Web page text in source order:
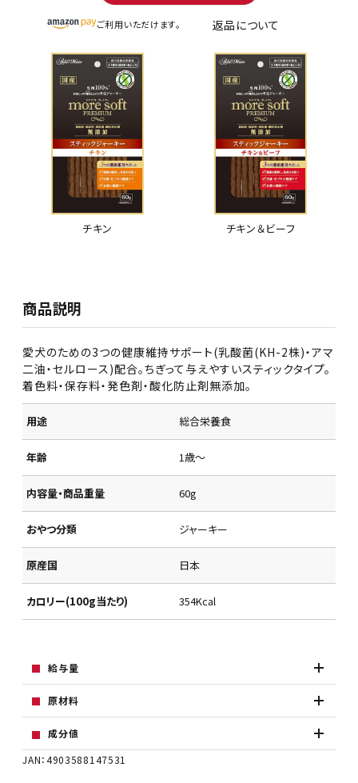
ご利用いただけます。 返品について
チキン チキン＆ビーフ
商品説明
愛犬のための3つの健康維持サポート(乳酸菌(KH-2株)・アマ
二油・セルロース)配合。ちぎって与えやすいスティックタイプ。
着色料・保存料・発色剤・酸化防止剤無添加。
用途 総合栄養食
年齢 1歳～
内容量・商品重量 60g
おやつ分類 ジャーキー
原産国 日本
カロリー(100g当たり) 354Kcal
給与量
原材料
成分値
JAN：4903588147531